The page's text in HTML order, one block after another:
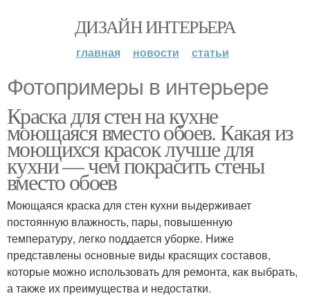
ДИЗАЙН ИНТЕРЬЕРА
главная новости статьи
Фотопримеры в интерьере
Краска для стен на кухне
моющаяся вместо обоев. Какая из
моющихся красок лучше для
кухни — чем покрасить стены
вместо обоев
Моющаяся краска для стен кухни выдерживает
постоянную влажность, пары, повышенную
температуру, легко поддается уборке. Ниже
представлены основные виды красящих составов,
которые можно использовать для ремонта, как выбрать,
а также их преимущества и недостатки.